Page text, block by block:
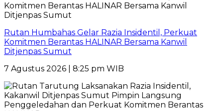
Rutan Humbahas Gelar Razia Insidentil, Perkuat
Komitmen Berantas HALINAR Bersama Kanwil
Ditjenpas Sumut
7 Agustus 2026 | 8:25 pm WIB